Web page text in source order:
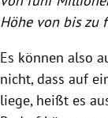
Höhe von bis zu
Es können also
nicht, dass auf
liege, heißt es